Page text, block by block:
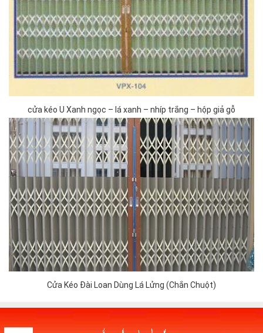
cửa kéo U Xanh ngọc – lá xanh – nhíp trắng – hộp giả gỗ
Cửa Kéo Đài Loan Dùng Lá Lửng (Chắn Chuột)